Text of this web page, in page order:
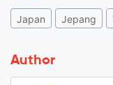
Japan Jepang
Author